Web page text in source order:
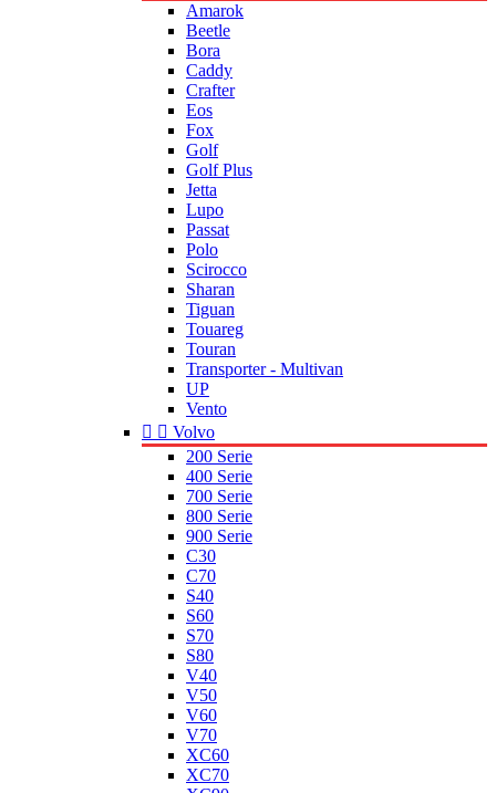
Amarok
Beetle
Bora
Caddy
Crafter
Eos
Fox
Golf
Golf Plus
Jetta
Lupo
Passat
Polo
Scirocco
Sharan
Tiguan
Touareg
Touran
Transporter - Multivan
UP
Vento
  Volvo
200 Serie
400 Serie
700 Serie
800 Serie
900 Serie
C30
C70
S40
S60
S70
S80
V40
V50
V60
V70
XC60
XC70